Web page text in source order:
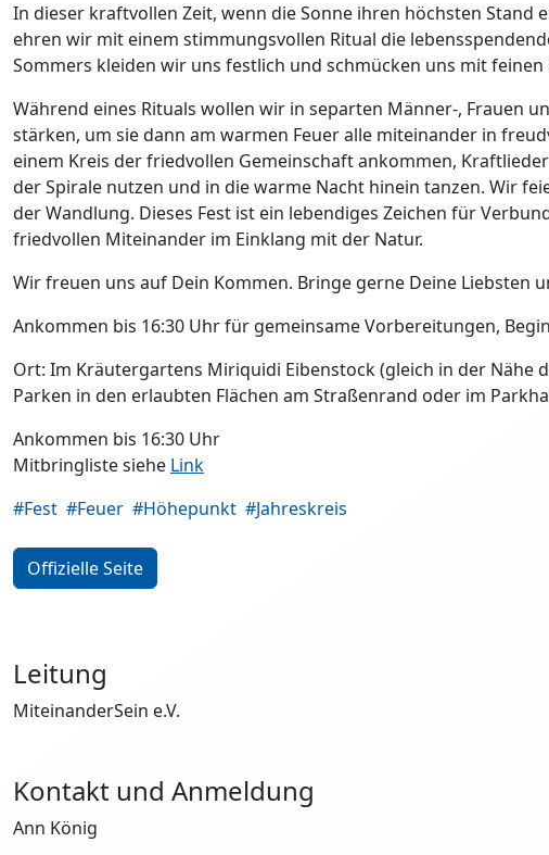
In dieser kraftvollen Zeit, wenn die Sonne ihren höchsten Stand
ehren wir mit einem stimmungsvollen Ritual die
Sommers kleiden wir uns festlich und schmücken uns mit
Während eines Rituals wollen wir in separten Männer-, Frauen
stärken, um sie dann am warmen Feuer alle miteinander in
einem Kreis der friedvollen Gemeinschaft ankommen,
der Spirale nutzen und in die warme Nacht hinein tanzen. Wir
der Wandlung. Dieses Fest ist ein lebendiges Zeichen für
friedvollen Miteinander im Einklang mit der Natur.
Wir freuen uns auf Dein Kommen. Bringe gerne Deine Liebsten
Ankommen bis 16:30 Uhr für gemeinsame Vorbereitungen,
Ort: Im Kräutergartens Miriquidi Eibenstock (gleich in der Nähe
Parken in den erlaubten Flächen am Straßenrand oder im
Ankommen bis 16:30 Uhr
Mitbringliste siehe Link
#Fest #Feuer #Höhepunkt #Jahreskreis
Offizielle Seite
Leitung
MiteinanderSein e.V.
Kontakt und Anmeldung
Ann König